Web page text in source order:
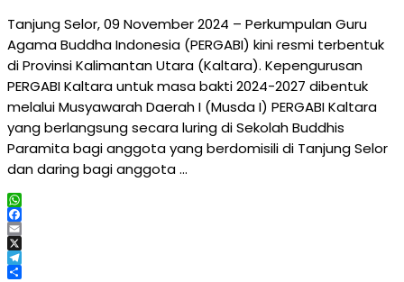
Tanjung Selor, 09 November 2024 – Perkumpulan Guru
Agama Buddha Indonesia (PERGABI) kini resmi terbentuk
di Provinsi Kalimantan Utara (Kaltara). Kepengurusan
PERGABI Kaltara untuk masa bakti 2024-2027 dibentuk
melalui Musyawarah Daerah I (Musda I) PERGABI Kaltara
yang berlangsung secara luring di Sekolah Buddhis
Paramita bagi anggota yang berdomisili di Tanjung Selor
dan daring bagi anggota …
WhatsApp
Facebook
Email
X
Telegram